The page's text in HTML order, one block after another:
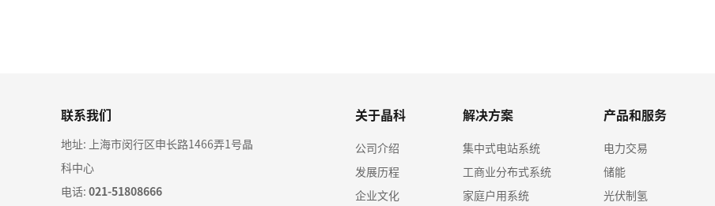
联系我们
地址: 上海市闵行区申长路1466弄1号晶
科中心
电话:021-51808666
关于晶科
公司介绍
发展历程
企业文化
解决方案
集中式电站系统
工商业分布式系统
家庭户用系统
产品和服务
电力交易
储能
光伏制氢